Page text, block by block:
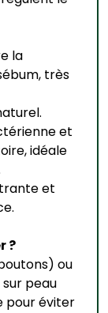
la
très
et
idéale
et
?
ou
peau
pour éviter